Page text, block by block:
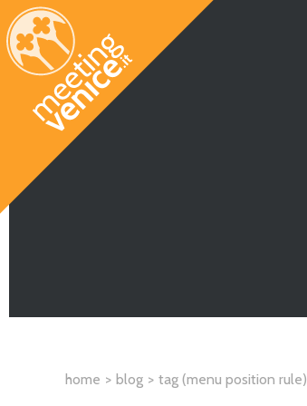
Salta al contenuto principale
home blog tag (menu position rule)